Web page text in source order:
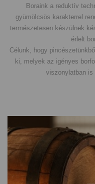
Boraink a reduktív
gyümölcsös karakterrel
természetesen készülnek
érlelt
Célunk, hogy
ki, melyek az igényes
viszonylatban is